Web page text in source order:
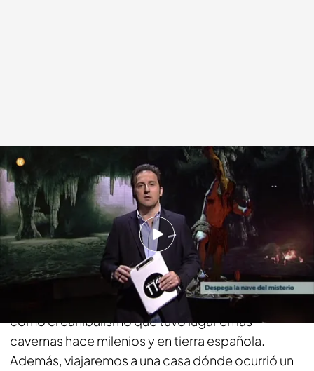
cuatro.com
10 MAR 2017 - 17:12h.
Compartir
Despega una vez más, éste domingo, la nave del
misterio. Nos acompañarán temas impactantes
como el canibalismo que tuvo lugar en las
cavernas hace milenios y en tierra española.
Además, viajaremos a una casa dónde ocurrió un